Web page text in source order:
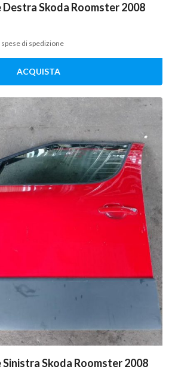
Skoda Roomster 2008
spese di spedizione
ACQUISTA
Skoda Roomster 2008